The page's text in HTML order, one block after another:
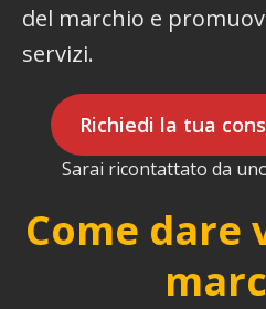
del marchio e
servizi.
Richiedi la tua
Sarai ricontattato da
Come dare